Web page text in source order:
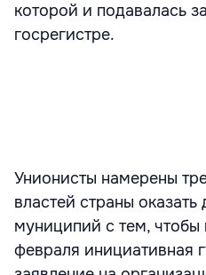
которой и подавалась
госрегистре.
Унионисты намерены
властей страны оказать
муниципий с тем,
февраля инициативная